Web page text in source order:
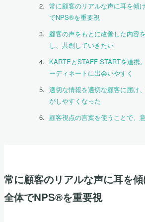
常に顧客のリアルな声に耳を傾
でNPS®を重要視
顧客の声をもとに改善した内容
し、共創していきたい
KARTEとSTAFF STARTを連携
ーディネートに出会いやすく
適切な情報を適切な顧客に届け
がしやすくなった
顧客視点の言葉を使うことで、
常に顧客のリアルな声に耳を
全体でNPS®を重要視